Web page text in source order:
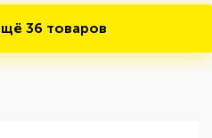
36 товаров